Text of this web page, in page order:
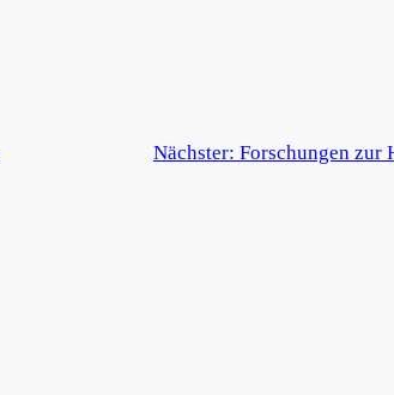
Nächster: Forschungen zur